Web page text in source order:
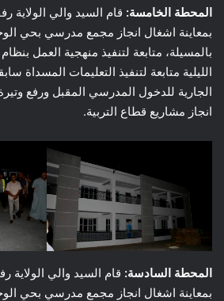
المحطة الخامسة: قام السيد والي الولاية
بمعاينة اشغال انجاز مجمع مدرسي بحي
بالمسيلة، متابعة لتنفيذ منهجية العمل
الليلية متابعة لتنفيذ التعليمات المسداة
الجارية للدخول المدرسي المقبل ورفع
انجاز مشاريع قطاع التربية.
المحطة السادسة: قام السيد والي الولاية
بمعاينة اشغال انجاز مجمع مدرسي بحي